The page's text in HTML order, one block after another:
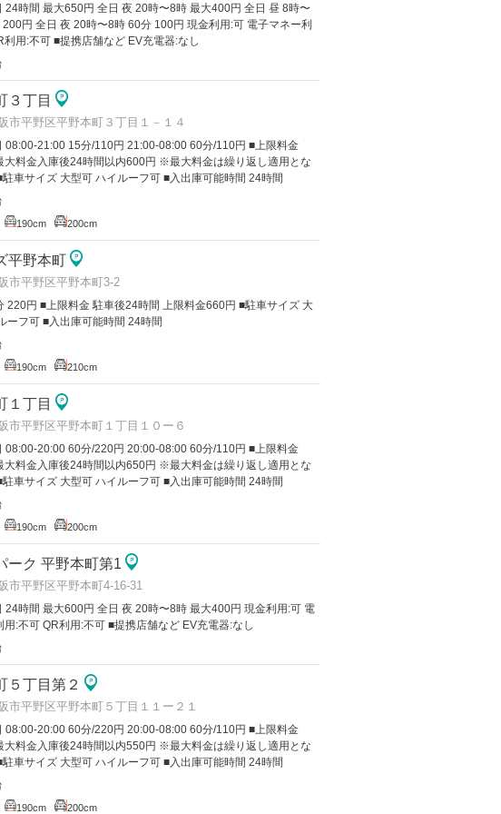
24時間 最大650円 全日 夜 20時〜8時 最大400円 全日 昼 8時〜
円 全日 夜 20時〜8時 60分 100円 現金利用:可 電子マネー利
利用:不可 ■提携店舗など EV充電器:なし
３丁目
市平野区平野本町３丁目１－１４
08:00-21:00 15分/110円 21:00-08:00 60分/110円 ■上限料金
大料金入庫後24時間以内600円 ※最大料金は繰り返し適用とな
駐車サイズ 大型可 ハイルーフ可 ■入出庫可能時間 24時間
190cm 200cm
平野本町
市平野区平野本町3-2
220円 ■上限料金 駐車後24時間 上限料金660円 ■駐車サイズ 大
ーフ可 ■入出庫可能時間 24時間
190cm 210cm
１丁目
市平野区平野本町１丁目１０ー６
08:00-20:00 60分/220円 20:00-08:00 60分/110円 ■上限料金
大料金入庫後24時間以内650円 ※最大料金は繰り返し適用とな
駐車サイズ 大型可 ハイルーフ可 ■入出庫可能時間 24時間
190cm 200cm
ーク 平野本町第1
市平野区平野本町4-16-31
24時間 最大600円 全日 夜 20時〜8時 最大400円 現金利用:可 電
用:不可 QR利用:不可 ■提携店舗など EV充電器:なし
５丁目第２
市平野区平野本町５丁目１１ー２１
08:00-20:00 60分/220円 20:00-08:00 60分/110円 ■上限料金
大料金入庫後24時間以内550円 ※最大料金は繰り返し適用とな
駐車サイズ 大型可 ハイルーフ可 ■入出庫可能時間 24時間
190cm 200cm